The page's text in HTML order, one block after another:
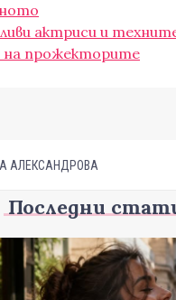
актриси и
на прожекторите
АЛЕКСАНДРОВА
Последни